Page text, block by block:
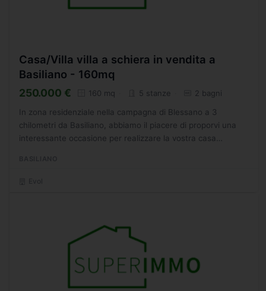
Casa/Villa villa a schiera in vendita a
Basiliano - 160mq
250.000 € 160 mq 5 stanze 2 bagni
In zona residenziale nella campagna di Blessano a 3
chilometri da Basiliano, abbiamo il piacere di proporvi una
interessante occasione per realizzare la vostra casa